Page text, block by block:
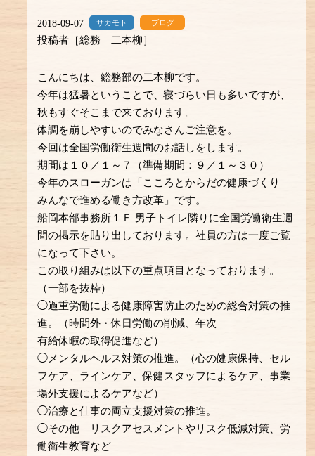
2018-09-07 サカモト ブログ
投稿者［総務 二本柳］
こんにちは、総務部の二本柳です。
今年は猛暑ということで、寝づらい日も多いですが、
秋もすぐそこまで来ております。
体調を崩しやすいのでみなさんご注意を。
今回は全国労働衛生週間のお話しをします。
期間は１０／１～７（準備期間：９／１～３０）
今年のスローガンは「こころとからだの健康づくり
みんなで進める働き方改革」です。
船岡本部事務所１Ｆ 男子トイレ隣りに全国労働衛生週
間の掲示を貼り出しております。社員の方は一度ご覧
になって下さい。
この取り組みは以下の重点項目となっております。
（一部を抜粋）
◯過重労働による健康障害防止のための総合対策の推
進。（時間外・休日労働の削減、年次
有給休暇の取得促進など）
◯メンタルヘルス対策の推進。（心の健康保持、セル
フケア、ラインケア、保健スタッフによるケア、事業
場外支援によるケアなど）
◯治療と仕事の両立支援対策の推進。
◯その他 リスクアセスメントやリスク低減対策、労
働衛生教育など